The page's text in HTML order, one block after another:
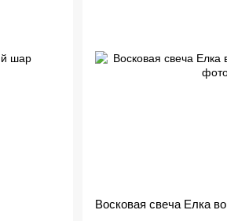
Восковая свеча Елка